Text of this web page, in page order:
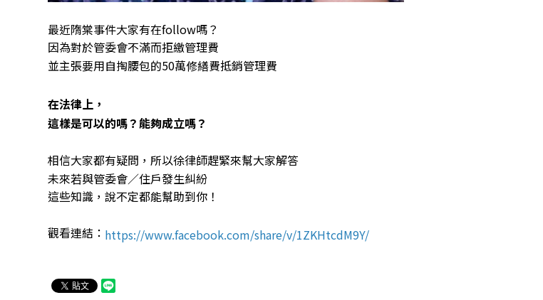
最近隋棠事件大家有在follow嗎？
因為對於管委會不滿而拒繳管理費
並主張要用自掏腰包的50萬修繕費抵銷管理費
在法律上，
這樣是可以的嗎？能夠成立嗎？
相信大家都有疑問，所以徐律師趕緊來幫大家解答
未來若與管委會／住戶發生糾紛
這些知識，說不定都能幫助到你！
觀看連結： https://www.facebook.com/share/v/1ZKHtcdM9Y/